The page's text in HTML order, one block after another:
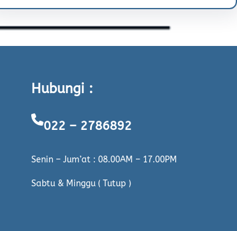
Hubungi :
022 – 2786892
Senin – Jum’at : 08.00AM – 17.00PM
Sabtu & Minggu ( Tutup )